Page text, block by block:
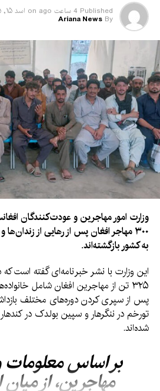
Published 4 ساعت ago on اسد ۱۵, ۱۴۰۵
By
Ariana News
وزارت امور مهاجرین و عودت‌کنندگان
۳۰۰ مهاجر افغان پس از رهایی از
به کشور بازگشته‌اند.
این وزارت با نشر خبرنامه‌ای گفته است
۳۲۵ تن از مهاجرین افغان شامل
پس از سپری کردن دوره‌های مختلف
تورخم در ننگرهار و سپین بولدک در
شده‌اند.
بر اساس معلومات
مهاجرین، از میان